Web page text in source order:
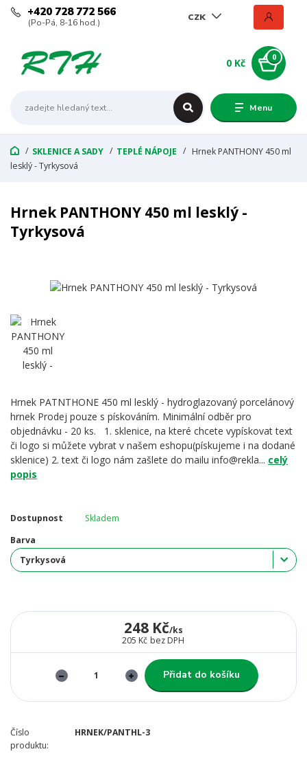
Menu
CZK
+420 728 772 566
(Po-Pá, 8-16 hod.)
0
0 Kč
SKLENICE A SADY TEPLÉ NÁPOJE
Hrnek PANTHONY 450 ml
lesklý - Tyrkysová
Hrnek PANTHONY 450 ml lesklý -
Tyrkysová
Hrnek PATNTHONE 450 ml lesklý - hydroglazovaný porcelánový
hrnek Prodej pouze s pískováním. Minimální odběr pro
objednávku - 20 ks. 1. sklenice, na které chcete vypískovat text
či logo si můžete vybrat v našem eshopu(pískujeme i na dodané
sklenice) 2. text či logo nám zašlete do mailu info@rekla... celý
popis
Dostupnost
Skladem
Barva
248 Kč/ks
205 Kč bez DPH
Přidat do košíku
Číslo
produktu:
HRNEK/PANTHL-3